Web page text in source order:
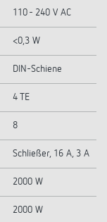
110 - 240 V AC
<0,3 W
DIN-Schiene
4 TE
8
Schließer, 16 A, 3 A
2000 W
2000 W